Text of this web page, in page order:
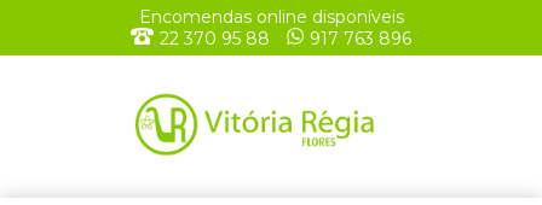
Encomendas online disponíveis
22 370 95 88
917 763 896